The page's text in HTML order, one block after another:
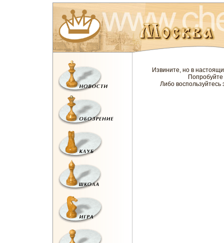
Извините, но в
Либо